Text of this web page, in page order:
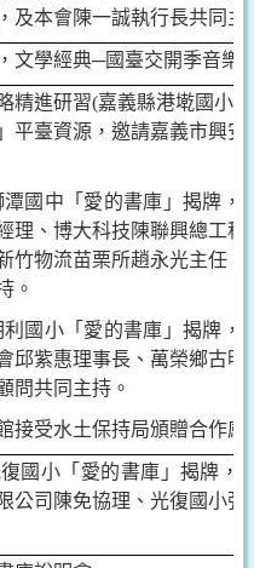
及本會陳一誠執行長共同主
文學經典─國臺交開季音樂
精進研習(嘉義縣港墘國小
平臺資源，邀請嘉義市興
潭國中「愛的書庫」揭牌，
理、博大科技陳聯興總工
竹物流苗栗所趙永光主任
。
利國小「愛的書庫」揭牌，
邱紫惠理事長、萬榮鄉古
問共同主持。
接受水土保持局頒贈合作感
國小「愛的書庫」揭牌，
公司陳免協理、光復國小